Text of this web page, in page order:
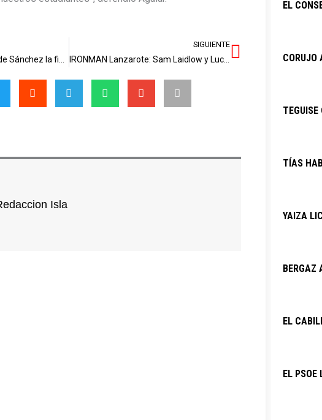
SIGUIENTE
IRONMAN Lanzarote: Sam Laidlow y Lucy Charles conquistan una épica 34ª edición Siguiente
Isla
EL
CORUJO
TEGUISE
TÍAS
YAIZA
BERGAZ
EL
EL PSOE